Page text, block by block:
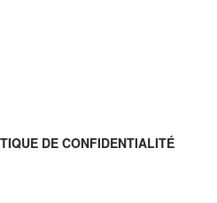
DE CONFIDENTIALITÉ